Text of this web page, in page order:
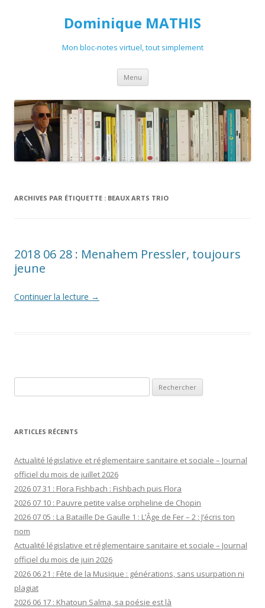
Dominique MATHIS
Mon bloc-notes virtuel, tout simplement
Menu Aller
contenu
ARCHIVES PAR ÉTIQUETTE : BEAUX ARTS TRIO
2018 06 28 : Menahem Pressler, toujours
jeune
Continuer la lecture →
ARTICLES RÉCENTS
Actualité législative et réglementaire sanitaire et sociale – Journal
officiel du mois de juillet 2026
2026 07 31 : Flora Fishbach : Fishbach puis Flora
2026 07 10 : Pauvre petite valse orpheline de Chopin
2026 07 05 : La Bataille De Gaulle 1 : L’Âge de Fer – 2 : J’écris ton
nom
Actualité législative et réglementaire sanitaire et sociale – Journal
officiel du mois de juin 2026
2026 06 21 : Fête de la Musique : générations, sans usurpation ni
plagiat
2026 06 17 : Khatoun Salma, sa poésie est là